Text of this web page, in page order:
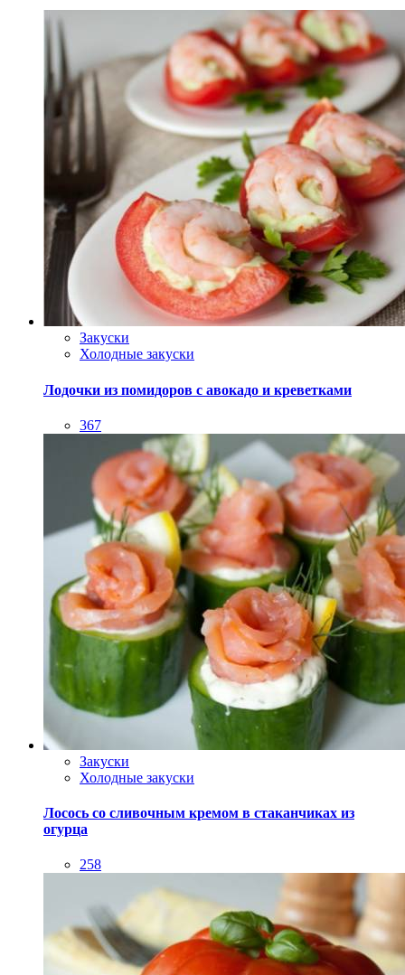
Закуски
Холодные закуски
Лодочки из помидоров с авокадо и креветками
367
Закуски
Холодные закуски
Лосось со сливочным кремом в стаканчиках из
огурца
258